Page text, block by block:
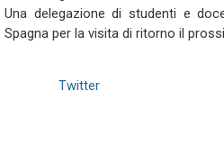
Una delegazione di studenti e
Spagna per la visita di ritorno il
Twitter